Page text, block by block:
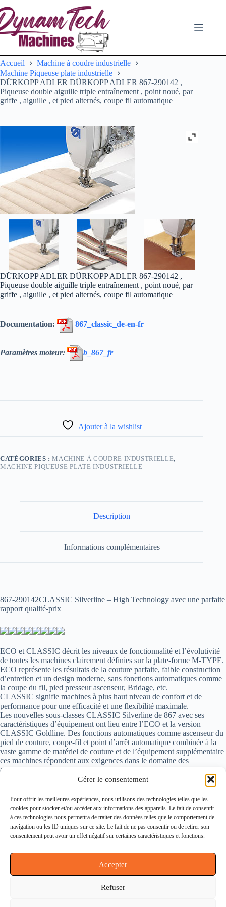
Gérer le consentement
Pour offrir les meilleures expériences, nous utilisons des technologies telles que les
cookies pour stocker et/ou accéder aux informations des appareils. Le fait de consentir
à ces technologies nous permettra de traiter des données telles que le comportement de
navigation ou les ID uniques sur ce site. Le fait de ne pas consentir ou de retirer son
consentement peut avoir un effet négatif sur certaines caractéristiques et fonctions.
Accepter
Refuser
au
contenu
Accueil
Machine à coudre industrielle
Machine Piqueuse plate industrielle
DÜRKOPP ADLER DÜRKOPP ADLER 867-290142 ,
Piqueuse double aiguille triple entraînement , point noué, par
griffe , aiguille , et pied alternés, coupe fil automatique
DÜRKOPP ADLER DÜRKOPP ADLER 867-290142 ,
Piqueuse double aiguille triple entraînement , point noué, par
griffe , aiguille , et pied alternés, coupe fil automatique
Documentation: 867_classic_de-en-fr
Paramètres moteur: b_867_fr
Ajouter à la wishlist
CATÉGORIES :MACHINE À COUDRE INDUSTRIELLE,
MACHINE PIQUEUSE PLATE INDUSTRIELLE
Description
Informations complémentaires
867-290142CLASSIC Silverline – High Technology avec une parfaite
rapport qualité-prix
ECO et CLASSIC décrit les niveaux de fonctionnalité et l’évolutivité
de toutes les machines clairement définies sur la plate-forme M-TYPE.
ECO représente les résultats de la couture parfaite, faible construction
d’entretien et un design moderne, sans fonctions automatiques comme
la coupe du fil, pied presseur ascenseur, Bridage, etc.
CLASSIC signifie machines à plus haut niveau de confort et de
performance pour une efficacité et une flexibilité maximale.
Les nouvelles sous-classes CLASSIC Silverline de 867 avec ses
caractéristiques d’équipement ont lieu entre l’ECO et la version
CLASSIC Goldline. Des fonctions automatiques comme ascenseur du
pied de couture, coupe-fil et point d’arrêt automatique combinée à la
vaste gamme de matériel de couture et de l’équipement supplémentaire
ces machines répondent aux exigences dans le domaine des
applications lourdes moyennes de service.
Notre histoire
Conditions générales de ventes (CGV)
Politique de confidentialité (RGPD)
Politique de cookies
Mentions légales
Informations
164 rue du Faubourg Saint Martin, 75010 Paris